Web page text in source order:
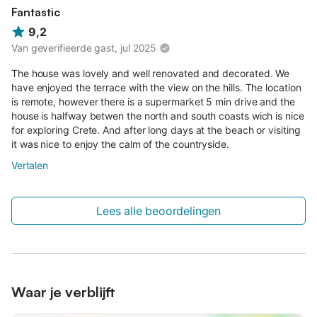
Om de omgeving te kunnen verkennen, maar ook de
omliggende dorpen en de diverse historische monumenten van
de stad, is het goed om een auto te hebben.
Wij kunnen u helpen met autoverhuur.
Houd er rekening mee dat het appartement een parkeerplaats
heeft.
Houd er ook rekening mee dat we u kunnen helpen met het
restaurant.
Als u tijdens uw verblijf nog iets anders nodig heeft, aarzel dan
niet om het ons te vragen, wij zullen ons best doen om u te
helpen.
De Kamers
Binnen bevinden zich: keuken, woonkamer met open haard,
Fantastic
9,2
Van geverifieerde gast, jul 2025
The house was lovely and well renovated and decorated. We
have enjoyed the terrace with the view on the hills. The location
is remote, however there is a supermarket 5 min drive and the
house is halfway betwen the north and south coasts wich is nice
for exploring Crete. And after long days at the beach or visiting
it was nice to enjoy the calm of the countryside.
Vertalen
Lees alle beoordelingen
Waar je verblijft